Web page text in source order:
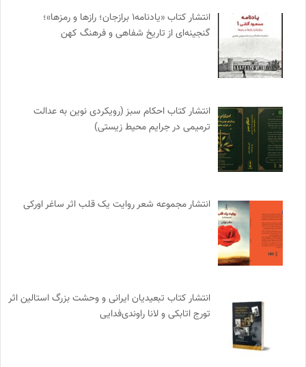
انتشار کتاب «یادنامه۱ برازجان؛ رازها و رمزها»؛
گنجینه‌ای از تاریخ شفاهی و فرهنگ کهن
انتشار کتاب احکام سبز (رویکردی نوین به عدالت
ترمیمی در جرایم محیط‌ زیستی)
انتشار مجموعه شعر روایت یک قلب اثر ساغر اورکی
انتشار کتاب تبعیدیان ایرانی و وحشت بزرگ استالین اثر
تورج اتابکی و لانا راوندی‌فدایی